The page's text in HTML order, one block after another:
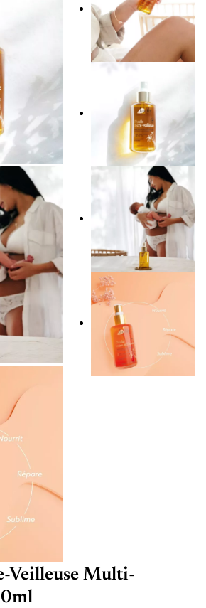
Veilleuse Multi-